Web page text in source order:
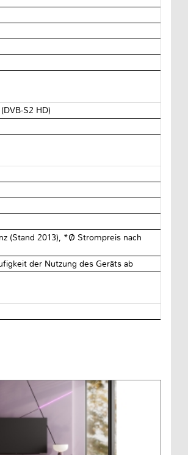
S2 HD)
(Stand 2013), *Ø Strompreis nach
der Nutzung des Geräts ab